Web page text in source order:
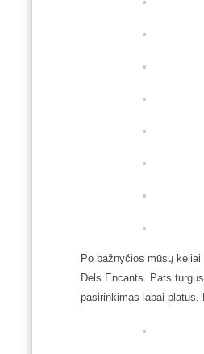
Po bažnyčios mūsų
Dels Encants. Pats
pasirinkimas labai platus.